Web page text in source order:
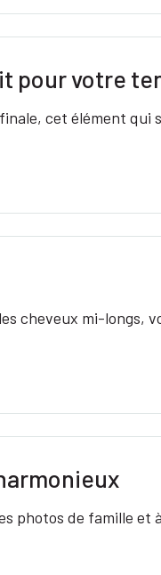
pour votre
cet élément qui
cheveux mi-longs,
photos de famille et